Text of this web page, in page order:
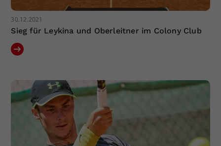
30.12.2021
Sieg für Leykina und Oberleitner im Colony Club